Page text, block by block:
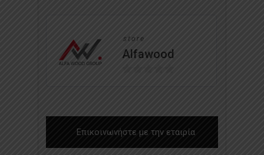
store
Alfawood
Επικοινωνήστε με την εταιρία